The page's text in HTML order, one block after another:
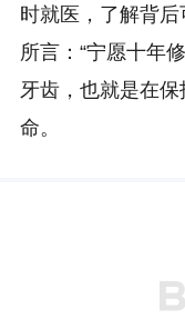
时就医，了解背
所言：“宁愿十年
牙齿，也就是在
命。